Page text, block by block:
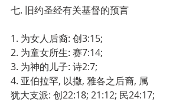
七. 旧约圣经有关基督的预言
1. 为女人后裔: 创3:15;
2. 为童女所生: 赛7:14;
3. 为神的儿子: 诗2:7;
4. 亚伯拉罕, 以撒, 雅各之后裔, 属
犹大支派: 创22:18; 21:12; 民24:17;